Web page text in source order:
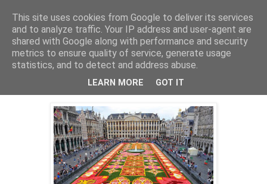
Хәбәрҙәр
суббота, 16 августа 2014 г.
Бельгия: 600 әҙрәс гөлдән келәм.
This site uses cookies from Google to deliver its services
and to analyze traffic. Your IP address and user-agent are
shared with Google along with performance and security
metrics to ensure quality of service, generate usage
statistics, and to detect and address abuse.
LEARN MORE GOT IT